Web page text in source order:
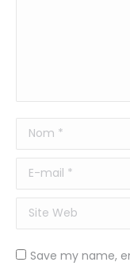
Nom *
E-mail *
Site Web
Save my name,